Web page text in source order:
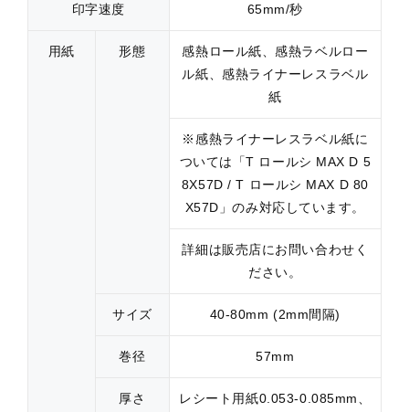
印字速度 65mm/秒
用紙 形態
感熱ロール紙、感熱ラベルロー
ル紙、感熱ライナーレスラベル
紙
※感熱ライナーレスラベル紙に
ついては「T ロールシ MAX D 5
8X57D / T ロールシ MAX D 80
X57D」のみ対応しています。
詳細は販売店にお問い合わせく
ださい。
サイズ 40-80mm (2mm間隔)
巻径 57mm
厚さ
レシート用紙0.053-0.085mm、